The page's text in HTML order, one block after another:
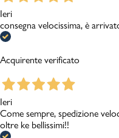
Ieri
consegna velocissima, è
Acquirente verificato
Ieri
Come sempre, spedizione
oltre ke bellissimi!!